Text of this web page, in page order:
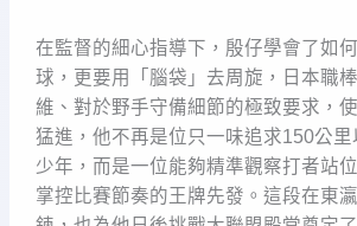
在監督的細心指導下，殷仔學會了如
球，更要用「腦袋」去周旋，日本職
維、對於野手守備細節的極致要求，
猛進，他不再是位只一味追求150公
少年，而是一位能夠精準觀察打者站
掌控比賽節奏的王牌先發。這段在東